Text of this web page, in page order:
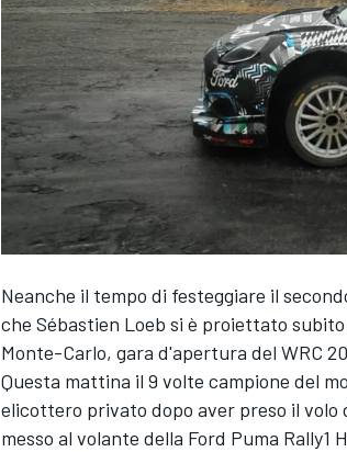
Neanche il tempo di festeggiare il
che Sébastien Loeb si è proiettato
Monte-Carlo, gara d'apertura del WRC
Questa mattina il 9 volte campione del
elicottero privato dopo aver preso il volo
messo al volante della Ford Puma